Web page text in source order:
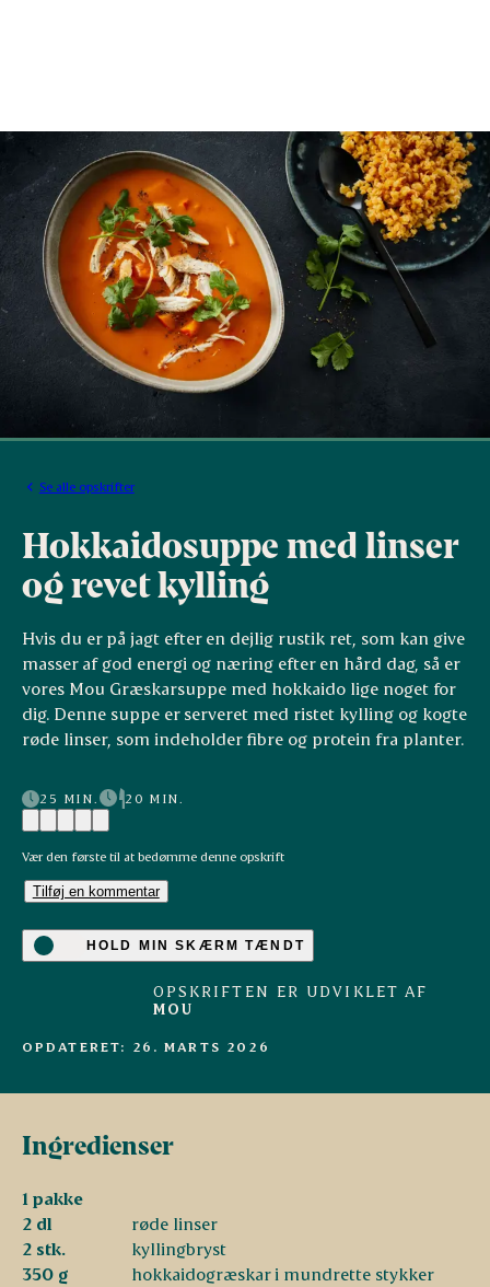
Se alle opskrifter
Hokkaidosuppe med linser
og revet kylling
Hvis du er på jagt efter en dejlig rustik ret, som kan give
masser af god energi og næring efter en hård dag, så er
vores Mou Græskarsuppe med hokkaido lige noget for
dig. Denne suppe er serveret med ristet kylling og kogte
røde linser, som indeholder fibre og protein fra planter.
25 MIN. 20 MIN.
Vær den første til at bedømme denne opskrift
Tilføj en kommentar
HOLD MIN SKÆRM TÆNDT
OPSKRIFTEN ER UDVIKLET AF
MOU
OPDATERET: 26. MARTS 2026
Ingredienser
1 pakke
2 dl
røde linser
2 stk.
kyllingbryst
350 g
hokkaidogræskar i mundrette stykker